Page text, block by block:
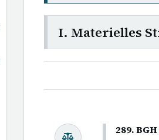
I. Materielles
289.